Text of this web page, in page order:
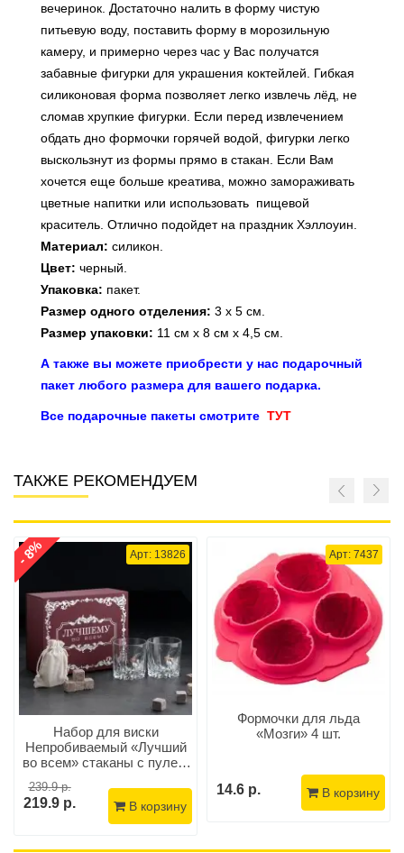
вечеринок. Достаточно налить в форму чистую
питьевую воду, поставить форму в морозильную
камеру, и примерно через час у Вас получатся
забавные фигурки для украшения коктейлей. Гибкая
силиконовая форма позволяет легко извлечь лёд, не
сломав хрупкие фигурки. Если перед извлечением
обдать дно формочки горячей водой, фигурки легко
выскользнут из формы прямо в стакан. Если Вам
хочется еще больше креатива, можно замораживать
цветные напитки или использовать пищевой
краситель. Отлично подойдет на праздник Хэллоуин.
Материал: силикон.
Цвет: черный.
Упаковка: пакет.
Размер одного отделения: 3 х 5 см.
Размер упаковки: 11 см х 8 см х 4,5 см.
А также вы можете приобрести у нас подарочный
пакет любого размера для вашего подарка.
Все подарочные пакеты смотрите ТУТ
ТАКЖЕ РЕКОМЕНДУЕМ
Арт: 13826
Набор для виски
Непробиваемый «Лучший
во всем» стаканы с пулей,
239.9 р.
219.9 р.
- 8%
В корзину
Арт: 7437
Формочки для льда
«Мозги» 4 шт.
14.6 р. В корзину